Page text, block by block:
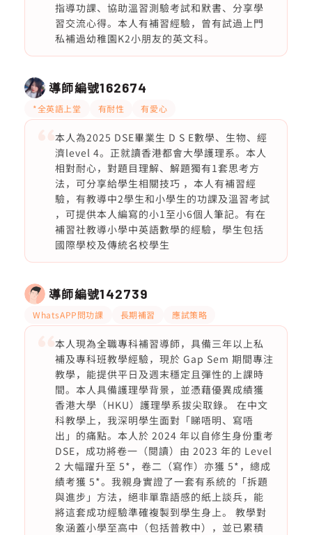
指導功課、協助溫習測驗考試和默書、分享學
習交流心得。本人有補習經驗，曾有試過上門
私補過幼稚園K2小朋友的英文科。
導師編號162674
*全英語上堂 有耐性 有愛心
本人為2025 DSE畢業生 D S E數學、生物、經
濟level 4。正就讀香港都會大學護理系。本人
相對耐心，對題目理解、解題獨有1套思考方
法，可分享給學生相關技巧 ，本人有補習經
驗，有教導中2學生和小學生的功課及溫習考試
，可提供本人編寫的小1至小6個人筆記。有在
補習社教導小學中英語數學的經驗，學生包括
國際學校及傳統名校學生
導師編號142739
WhatsAPP問功課 長期補習 應試策略
本人現為全職專科補習導師，具備三年以上私
補及專科班教學經驗，現於 Gap Sem 期間專注
教學，能提供平日及週末穩定且彈性的上課時
間。本人具備護理學背景，並憑藉優異成績獲
香港大學（HKU）護理學系拔尖取錄。 在中文
科教學上，我深明學生面對「睇唔明、寫唔
出」的痛點。本人於 2024 年以自修生身份重考
DSE，成功將卷一（閱讀）由 2023 年的 Level
2 大幅躍升至 5*，卷二（寫作）亦獲 5*，總成
績考獲 5*。我親身實證了一套有系統的「拆題
與進步」方法，絕非單靠語感的紙上談兵，能
將這套成功經驗準確複製到學生身上。 教學對
象涵蓋小學至高中（包括普教中），並已累積